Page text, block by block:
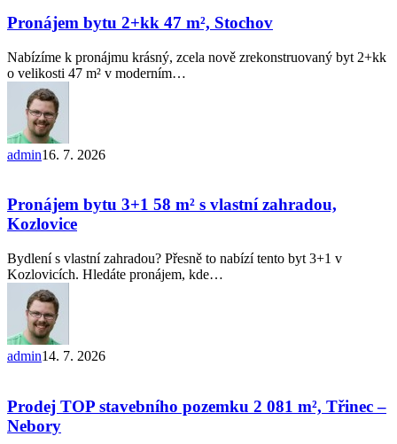
2+kk
47
m²,
Stochov
Pronájem bytu 2+kk 47 m², Stochov
Nabízíme k pronájmu krásný, zcela nově zrekonstruovaný byt 2+kk
o velikosti 47 m² v moderním…
admin16. 7. 2026
3+1 58 m²
s vlastní
zahradou,
Kozlovice
Pronájem bytu 3+1 58 m² s vlastní zahradou,
Kozlovice
Bydlení s vlastní zahradou? Přesně to nabízí tento byt 3+1 v
Kozlovicích. Hledáte pronájem, kde…
admin14. 7. 2026
stavebního
pozemku
2 081
Prodej TOP stavebního pozemku 2 081 m², Třinec –
Nebory